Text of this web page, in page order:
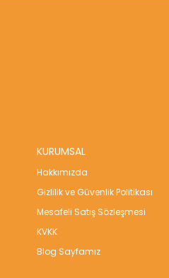
KURUMSAL
Hakkımızda
Gizlilik ve Güvenlik Politikası
Mesafeli Satış Sözleşmesi
KVKK
Blog Sayfamız